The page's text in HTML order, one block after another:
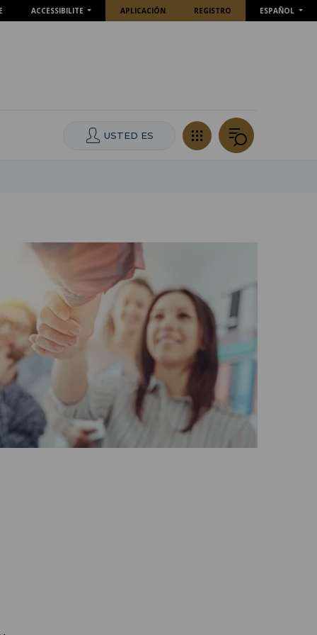
ACCESSIBILITE APLICACIÓN REGISTRO ESPAÑOL
USTED ES